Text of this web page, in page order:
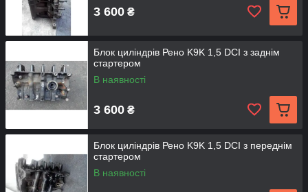
3 600 ₴
Блок циліндрів Рено K9K 1,5 DCI з заднім
стартером
В наявності
3 600 ₴
Блок циліндрів Рено K9K 1,5 DCI з переднім
стартером
В наявності